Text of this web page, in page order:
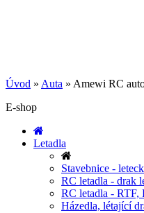
Úvod » Auta » Amewi RC
E-shop
Letadla
Stavebnice -
RC letadla - drak
RC letadla - RTF,
Házedla, létající